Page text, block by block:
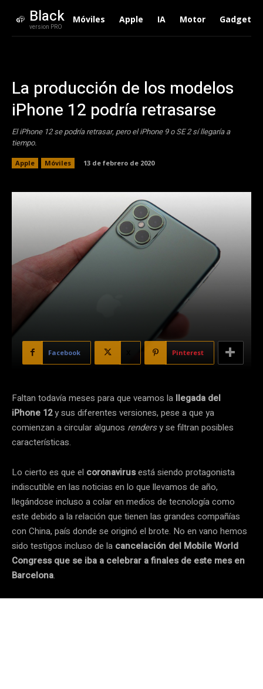
Black
version PRO
Móviles Apple IA Motor Gadgets
La producción de los modelos
iPhone 12 podría retrasarse
El iPhone 12 se podría retrasar, pero el iPhone 9 o SE 2 sí llegaría a
tiempo.
Apple Móviles 13 de febrero de 2020
Facebook Pinterest
Faltan todavía meses para que veamos la llegada del
iPhone 12y sus diferentes versiones, pese a que ya
comienzan a circular algunos rendersy se filtran posibles
características.
Lo cierto es que el coronavirusestá siendo protagonista
indiscutible en las noticias en lo que llevamos de año,
llegándose incluso a colar en medios de tecnología como
este debido a la relación que tienen las grandes compañías
con China, país donde se originó el brote. No en vano hemos
sido testigos incluso de la cancelación del Mobile World
Congress que se iba a celebrar a finales de este mes en
Barcelona.